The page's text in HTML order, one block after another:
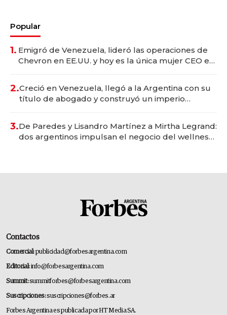
Popular
1. Emigró de Venezuela, lideró las operaciones de
Chevron en EE.UU. y hoy es la única mujer CEO en
2.Creció en Venezuela, llegó a la Argentina con su
título de abogado y construyó un imperio
3.De Paredes y Lisandro Martínez a Mirtha Legrand:
dos argentinos impulsan el negocio del wellness
Contactos
Comercial:publicidad@forbesargentina.com
Editorial:info@forbesargentina.com
Summit:summitforbes@forbesargentina.com
Suscripciones:suscripciones@forbes.ar
Forbes Argentina es publicada por HT Media SA.